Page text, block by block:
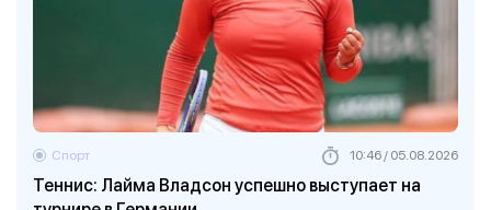
Теннис: Лайма Владсон успешно выступает на
Спорт 10:46 / 05.08.2026